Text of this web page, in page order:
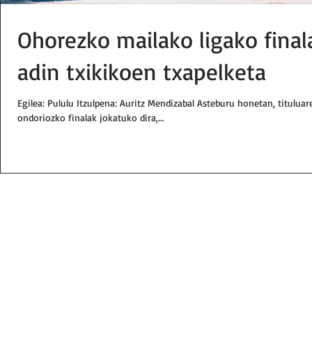
Ohorezko mailako ligako
adin txikikoen txapelketa
Egilea: Pululu Itzulpena: Auritz Mendizabal Asteburu honetan,
ondoriozko finalak jokatuko dira,...